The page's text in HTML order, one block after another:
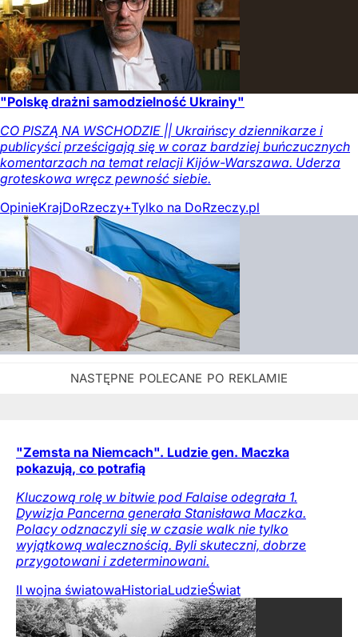
"Polskę drażni samodzielność Ukrainy"
CO PISZĄ NA WSCHODZIE || Ukraińscy dziennikarze i
publicyści prześcigają się w coraz bardziej buńczucznych
komentarzach na temat relacji Kijów-Warszawa. Uderza
groteskowa wręcz pewność siebie.
OpinieKrajDoRzeczy+Tylko na DoRzeczy.pl
"Zemsta na Niemcach". Ludzie gen. Maczka
pokazują, co potrafią
Kluczową rolę w bitwie pod Falaise odegrała 1.
Dywizja Pancerna generała Stanisława Maczka.
Polacy odznaczyli się w czasie walk nie tylko
wyjątkową walecznością. Byli skuteczni, dobrze
przygotowani i zdeterminowani.
II wojna światowaHistoriaLudzieŚwiat